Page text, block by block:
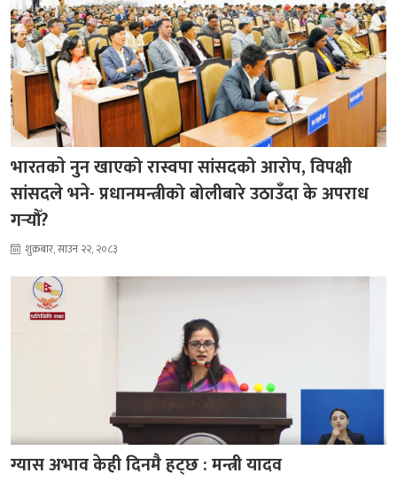
भारतकाे नुन खाएको रास्वपा सांसदको आरोप, विपक्षी
सांसदले भने- प्रधानमन्त्रीको बोलीबारे उठाउँदा के अपराध
गर्‍यौँ?
शुक्रबार, साउन २२, २०८३
ग्यास अभाव केही दिनमै हट्छ : मन्त्री यादव